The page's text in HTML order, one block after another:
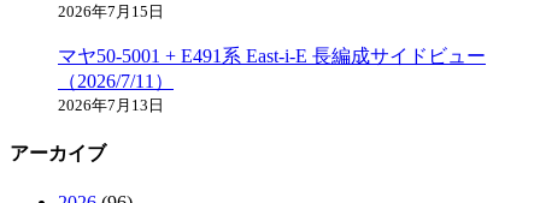
2026年7月15日
マヤ50-5001 + E491系 East-i-E 長編成サイドビュー
（2026/7/11）
2026年7月13日
アーカイブ